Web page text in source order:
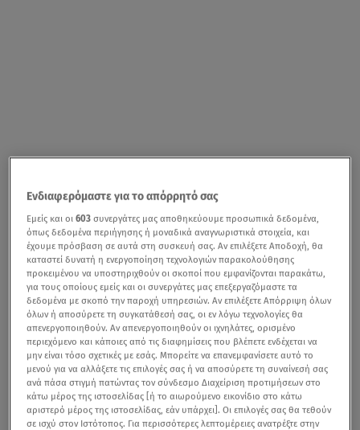
Ενδιαφερόμαστε για το απόρρητό σας
Εμείς και οι603 συνεργάτες μας αποθηκεύουμε προσωπικά δεδομένα,
όπως δεδομένα περιήγησης ή μοναδικά αναγνωριστικά στοιχεία, και
έχουμε πρόσβαση σε αυτά στη συσκευή σας. Αν επιλέξετε Αποδοχή, θα
καταστεί δυνατή η ενεργοποίηση τεχνολογιών παρακολούθησης
προκειμένου να υποστηριχθούν οι σκοποί που εμφανίζονται παρακάτω,
για τους οποίους εμείς και οι συνεργάτες μας επεξεργαζόμαστε τα
δεδομένα με σκοπό την παροχή υπηρεσιών. Αν επιλέξετε Απόρριψη όλων
όλων ή αποσύρετε τη συγκατάθεσή σας, οι εν λόγω τεχνολογίες θα
απενεργοποιηθούν. Αν απενεργοποιηθούν οι ιχνηλάτες, ορισμένο
περιεχόμενο και κάποιες από τις διαφημίσεις που βλέπετε ενδέχεται να
μην είναι τόσο σχετικές με εσάς. Μπορείτε να επανεμφανίσετε αυτό το
μενού για να αλλάξετε τις επιλογές σας ή να αποσύρετε τη συναίνεσή σας
ανά πάσα στιγμή πατώντας τον σύνδεσμο Διαχείριση προτιμήσεων στο
κάτω μέρος της ιστοσελίδας [ή το αιωρούμενο εικονίδιο στο κάτω
αριστερό μέρος της ιστοσελίδας, εάν υπάρχει]. Οι επιλογές σας θα τεθούν
σε ισχύ στον Ιστότοπος. Για περισσότερες λεπτομέρειες ανατρέξτε στην